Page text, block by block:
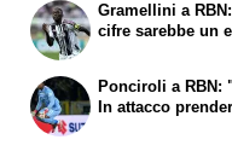
Gramellini a
cifre sarebbe un
Ponciroli a RBN:
In attacco